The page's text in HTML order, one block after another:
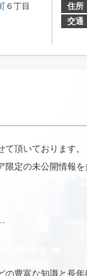
６丁目
住所
交通
頂いております。
定の未公開情報を
豊富な知識と長